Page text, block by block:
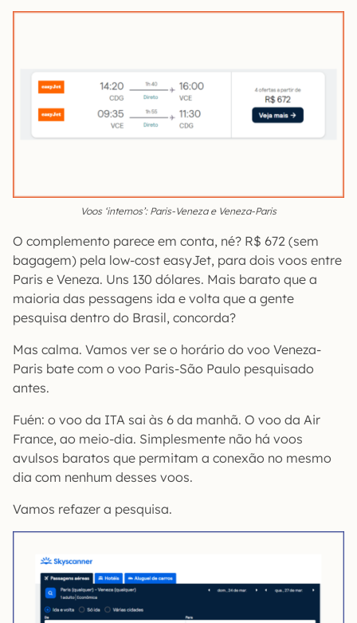
Voos ‘internos’: Paris-Veneza e Veneza-Paris
O complemento parece em conta, né? R$ 672 (sem
bagagem) pela low-cost easyJet, para dois voos entre
Paris e Veneza. Uns 130 dólares. Mais barato que a
maioria das pessagens ida e volta que a gente
pesquisa dentro do Brasil, concorda?
Mas calma. Vamos ver se o horário do voo Veneza-
Paris bate com o voo Paris-São Paulo pesquisado
antes.
Fuén: o voo da ITA sai às 6 da manhã. O voo da Air
France, ao meio-dia. Simplesmente não há voos
avulsos baratos que permitam a conexão no mesmo
dia com nenhum desses voos.
Vamos refazer a pesquisa.